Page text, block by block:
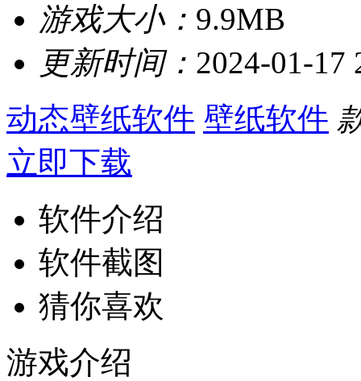
游戏大小： 9.9MB
更新时间： 2024-01-17
动态壁纸软件 壁纸软件
立即下载
软件介绍
软件截图
猜你喜欢
游戏介绍